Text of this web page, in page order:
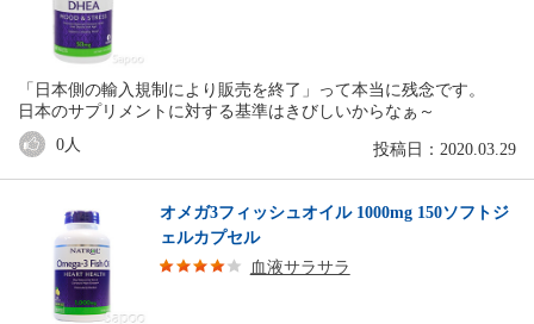
「日本側の輸入規制により販売を終了」って本当に残念です。
日本のサプリメントに対する基準はきびしいからなぁ～
投稿日：2020.03.29
0 人
オメガ3フィッシュオイル 1000mg 150ソフトジ
ェルカプセル
血液サラサラ